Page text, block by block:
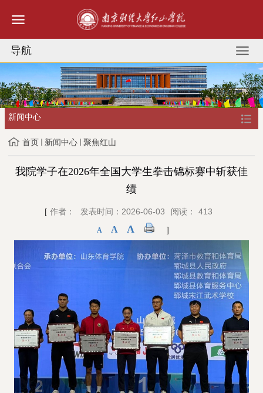
导航
新闻中心
首页 新闻中心 聚焦红山
我院学子在2026年全国大学生拳击锦标赛中斩获佳
绩
[ 作者： 发表时间：2026-06-03 阅读： 413
A A A ]